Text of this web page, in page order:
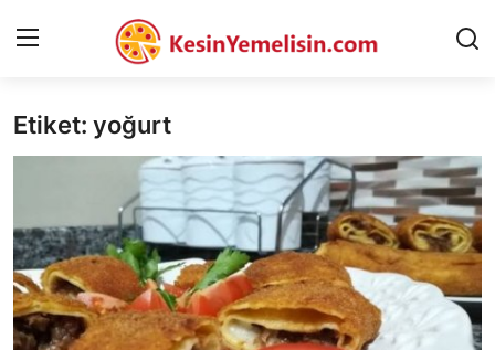
AnaSayfa
Gizlilik Sözleşmesi
Rüya Tabirleri
Diyet & Sağlıklı Beslenme
İletişim
Etiket: yoğurt